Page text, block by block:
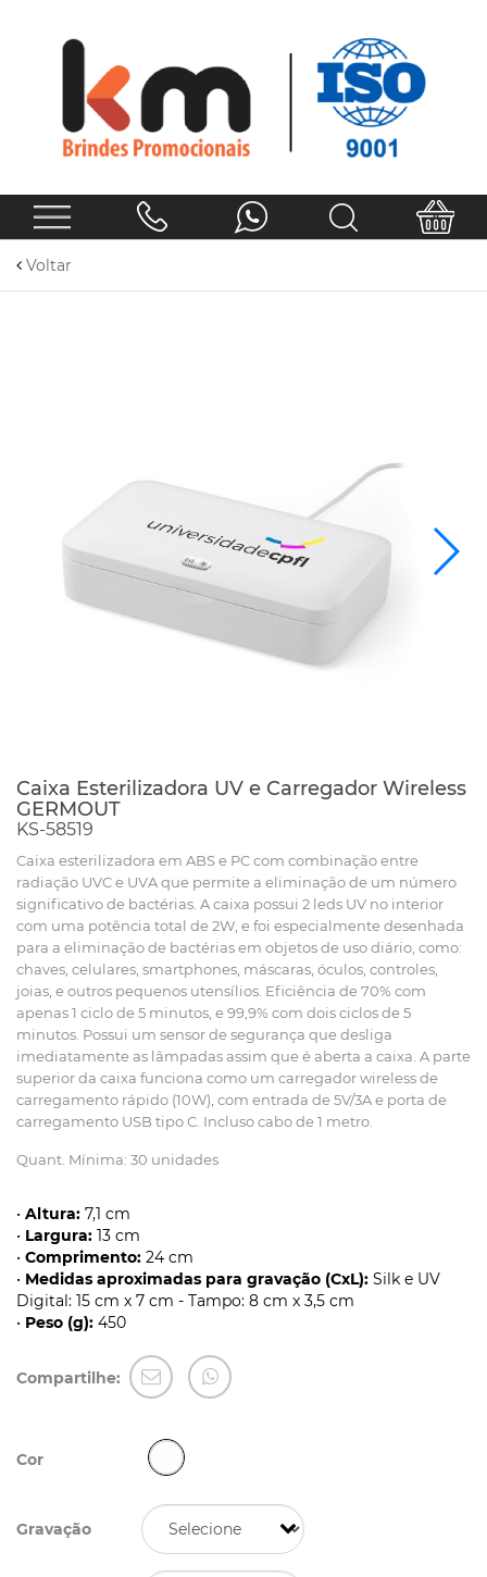
Voltar
Caixa Esterilizadora UV e Carregador Wireless
GERMOUT
KS-58519
Caixa esterilizadora em ABS e PC com combinação entre
radiação UVC e UVA que permite a eliminação de um número
significativo de bactérias. A caixa possui 2 leds UV no interior
com uma potência total de 2W, e foi especialmente desenhada
para a eliminação de bactérias em objetos de uso diário, como:
chaves, celulares, smartphones, máscaras, óculos, controles,
joias, e outros pequenos utensílios. Eficiência de 70% com
apenas 1 ciclo de 5 minutos, e 99,9% com dois ciclos de 5
minutos. Possui um sensor de segurança que desliga
imediatamente as lâmpadas assim que é aberta a caixa. A parte
superior da caixa funciona como um carregador wireless de
carregamento rápido (10W), com entrada de 5V/3A e porta de
carregamento USB tipo C. Incluso cabo de 1 metro.
Quant. Mínima: 30 unidades
• Altura: 7,1 cm
• Largura: 13 cm
• Comprimento: 24 cm
• Medidas aproximadas para gravação (CxL): Silk e UV
Digital: 15 cm x 7 cm - Tampo: 8 cm x 3,5 cm
• Peso (g): 450
Compartilhe:
Cor
Gravação